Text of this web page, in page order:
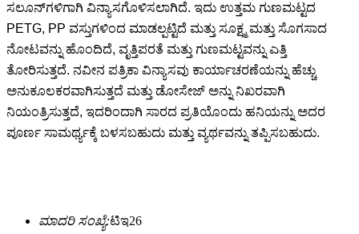
ಸಲೂನ್‌ಗಳಿಗಾಗಿ ವಿನ್ಯಾಸಗೊಳಿಸಲಾಗಿದೆ. ಇದು ಉತ್ತಮ ಗುಣಮಟ್ಟದ
PETG, PP ವಸ್ತುಗಳಿಂದ ಮಾಡಲ್ಪಟ್ಟಿದೆ ಮತ್ತು ಸೂಕ್ಷ್ಮ ಮತ್ತು ಸೊಗಸಾದ
ನೋಟವನ್ನು ಹೊಂದಿದೆ, ವೃತ್ತಿಪರತೆ ಮತ್ತು ಗುಣಮಟ್ಟವನ್ನು ಎತ್ತಿ
ತೋರಿಸುತ್ತದೆ. ನವೀನ ಪತ್ರಿಕಾ ವಿನ್ಯಾಸವು ಕಾರ್ಯಾಚರಣೆಯನ್ನು ಹೆಚ್ಚು
ಅನುಕೂಲಕರವಾಗಿಸುತ್ತದೆ ಮತ್ತು ಡೋಸೇಜ್ ಅನ್ನು ನಿಖರವಾಗಿ
ನಿಯಂತ್ರಿಸುತ್ತದೆ, ಇದರಿಂದಾಗಿ ಸಾರದ ಪ್ರತಿಯೊಂದು ಹನಿಯನ್ನು ಅದರ
ಪೂರ್ಣ ಸಾಮರ್ಥ್ಯಕ್ಕೆ ಬಳಸಬಹುದು ಮತ್ತು ವ್ಯರ್ಥವನ್ನು ತಪ್ಪಿಸಬಹುದು.
ಮಾದರಿ ಸಂಖ್ಯೆ:ಟಿಇ26